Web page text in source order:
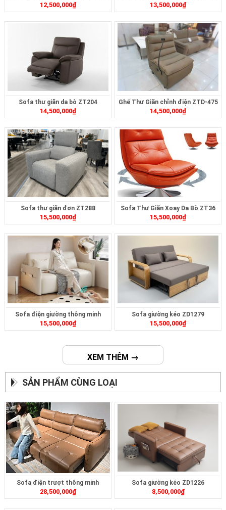
12,500,000₫ 13,500,000₫
Sofa thư giãn da bò ZT204
14,500,000₫
Ghế Thư Giãn chỉnh điện ZTD-475
14,500,000₫
Sofa thư giãn đơn ZT288
15,500,000₫
Sofa Thư Giãn Xoay Da Bò ZT36
15,500,000₫
Sofa điện giường thông minh
ZD399
15,500,000₫
Sofa giường kéo ZD1279
15,500,000₫
XEM THÊM →
SẢN PHẨM CÙNG LOẠI
Sofa điện trượt thông minh
ZT2628
28,500,000₫
Sofa giường kéo ZD1226
8,500,000₫